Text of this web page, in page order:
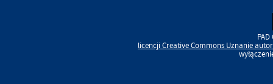
licencjiCreative Commons Uznanie